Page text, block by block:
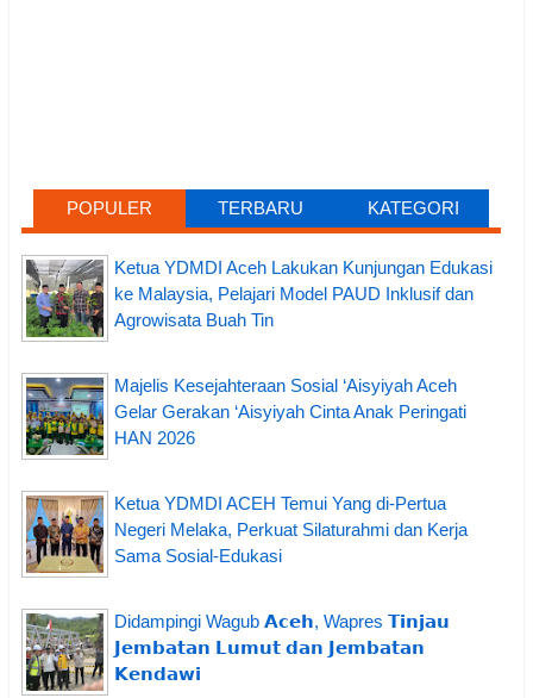
POPULER TERBARU KATEGORI
Ketua YDMDI Aceh Lakukan Kunjungan Edukasi
ke Malaysia, Pelajari Model PAUD Inklusif dan
Agrowisata Buah Tin
Majelis Kesejahteraan Sosial ‘Aisyiyah Aceh
Gelar Gerakan ‘Aisyiyah Cinta Anak Peringati
HAN 2026
Ketua YDMDI ACEH Temui Yang di-Pertua
Negeri Melaka, Perkuat Silaturahmi dan Kerja
Sama Sosial-Edukasi
Didampingi Wagub 𝗔𝗰𝗲𝗵, Wapres 𝗧𝗶𝗻𝗷𝗮𝘂
𝗝𝗲𝗺𝗯𝗮𝘁𝗮𝗻 𝗟𝘂𝗺𝘂𝘁 𝗱𝗮𝗻 𝗝𝗲𝗺𝗯𝗮𝘁𝗮𝗻
𝗞𝗲𝗻𝗱𝗮𝘄𝗶